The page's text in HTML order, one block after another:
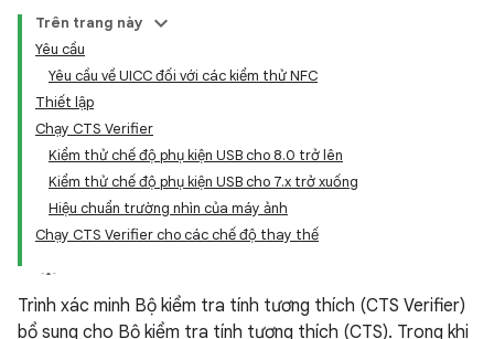
Trên trang này
Yêu cầu
Yêu cầu về UICC đối với các kiểm thử NFC
Thiết lập
Chạy CTS Verifier
Kiểm thử chế độ phụ kiện USB cho 8.0 trở lên
Kiểm thử chế độ phụ kiện USB cho 7.x trở xuống
Hiệu chuẩn trường nhìn của máy ảnh
Chạy CTS Verifier cho các chế độ thay thế
Trình xác minh Bộ kiểm tra tính tương thích (CTS Verifier)
bổ sung cho Bộ kiểm tra tính tương thích (CTS). Trong khi